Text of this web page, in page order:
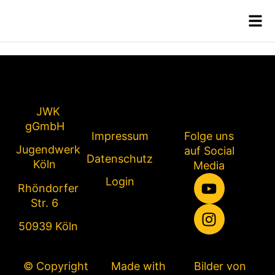
JWK
gGmbH
Jugendwerk
Köln
Rhöndorfer
Str. 6
50939 Köln
Impressum
Datenschutz
Login
Folge uns
auf Social
Media
© Copyright
Made with
Bilder von